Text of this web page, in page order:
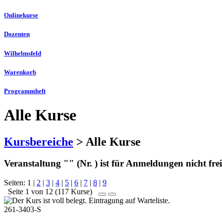
Onlinekurse
Dozenten
Wilhelmsfeld
Warenkorb
Programmheft
Alle Kurse
Kursbereiche > Alle Kurse
Veranstaltung "" (Nr. ) ist für Anmeldungen nicht
Seiten: 1 | 2 | 3 | 4 | 5 | 6 | 7 | 8 | 9
Seite 1 von 12 (117 Kurse)
261-3403-S